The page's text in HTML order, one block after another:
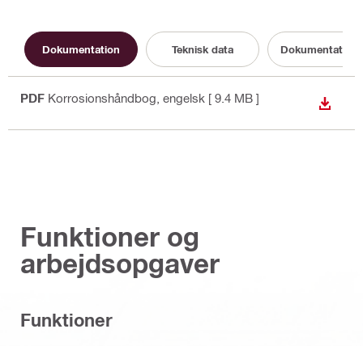
Dokumentation Teknisk data
PDF Korrosionshåndbog , engelsk [ 9.4 MB ]
Funktioner og
arbejdsopgaver
Funktioner